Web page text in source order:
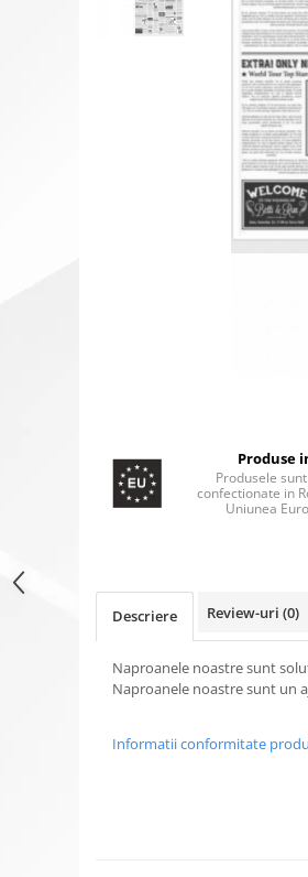
Produse
Produsele
confectionate in
Uniunea
Descriere Review-uri (0)
Naproanele noastre sunt
Naproanele noastre sunt un
Informatii conformitate